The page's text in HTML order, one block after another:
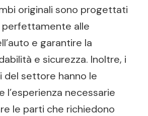
originali sono progettati
alle
e garantire la
e sicurezza. Inoltre, i
del settore hanno le
l’esperienza necessarie
le parti che richiedono